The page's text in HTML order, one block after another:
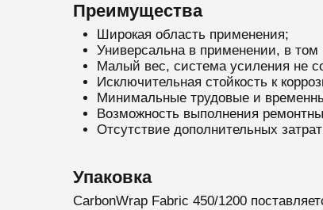
Преимущества
Широкая область применения;
Универсальна в применении, в том
Малый вес, система усиления не
Исключительная стойкость к
Минимальные трудовые и
Возможность выполнения
Отсутствие дополнительных
Упаковка
CarbonWrap Fabric 450/1200